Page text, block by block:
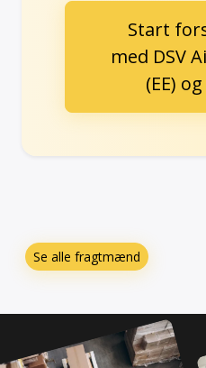
Start
med DSV
(EE)
Se alle fragtmænd